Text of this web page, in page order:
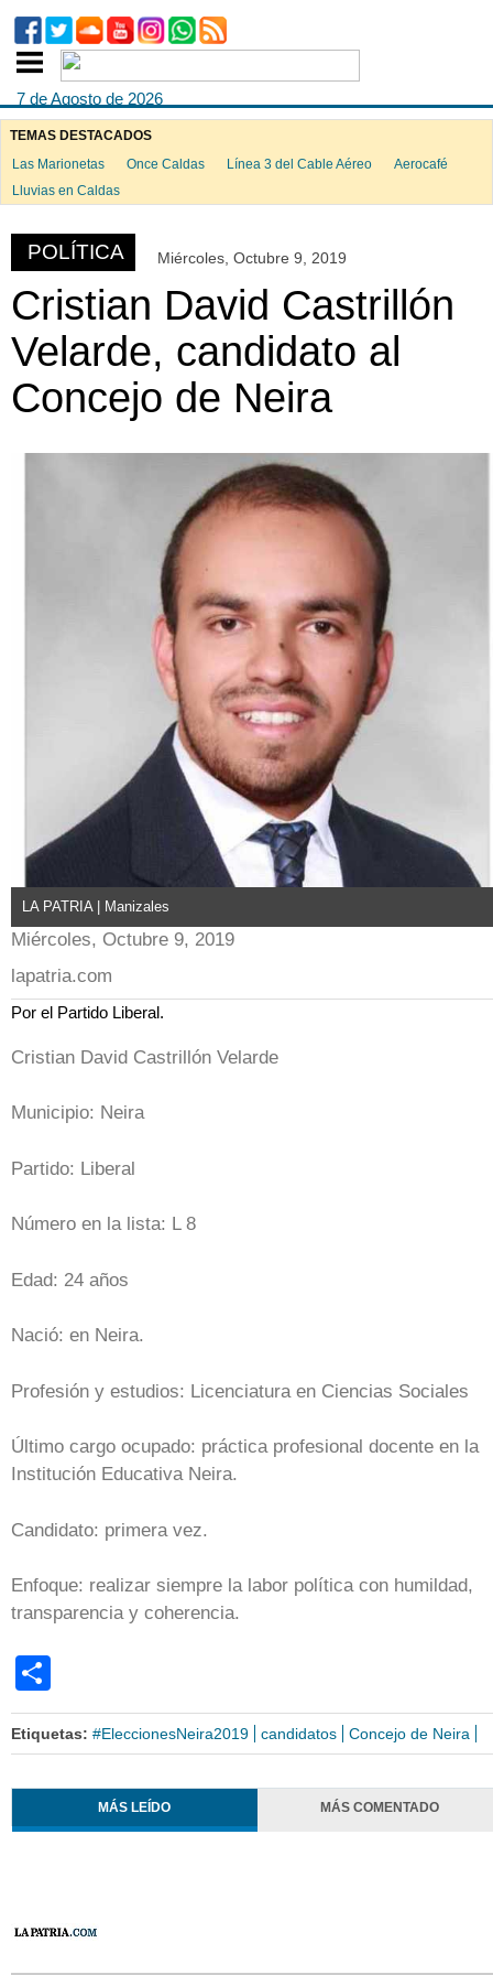
7 de Agosto de 2026
TEMAS DESTACADOS
Las Marionetas
Once Caldas Línea 3 del Cable Aéreo
Aerocafé
Lluvias en Caldas
POLÍTICA Miércoles, Octubre 9, 2019
Cristian David Castrillón
Velarde, candidato al
Concejo de Neira
LA PATRIA | Manizales
Miércoles, Octubre 9, 2019
lapatria.com
Por el Partido Liberal.
Cristian David Castrillón Velarde
Municipio: Neira
Partido: Liberal
Número en la lista: L 8
Edad: 24 años
Nació: en Neira.
Profesión y estudios: Licenciatura en Ciencias Sociales
Último cargo ocupado: práctica profesional docente en la
Institución Educativa Neira.
Candidato: primera vez.
Enfoque: realizar siempre la labor política con humildad,
transparencia y coherencia.
Etiquetas: #EleccionesNeira2019 candidatos Concejo de Neira
MÁS LEÍDO MÁS COMENTADO